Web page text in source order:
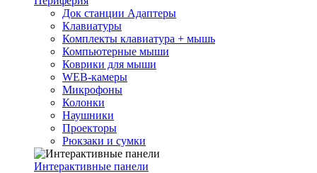
Док станции Адаптеры
Клавиатуры
Комплекты клавиатура + мышь
Компьютерные мыши
Коврики для мыши
WEB-камеры
Микрофоны
Колонки
Наушники
Проекторы
Рюкзаки и сумки
Интерактивные панели